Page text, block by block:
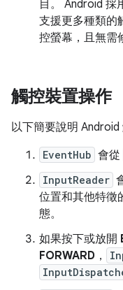
目。 Android 採
支援更多種類的
控螢幕，且無需
觸控裝置操作
以下簡要說明 Android
EventHub 會從
InputReader
位置和其他特徵
態。
如果按下或放開
FORWARD ，